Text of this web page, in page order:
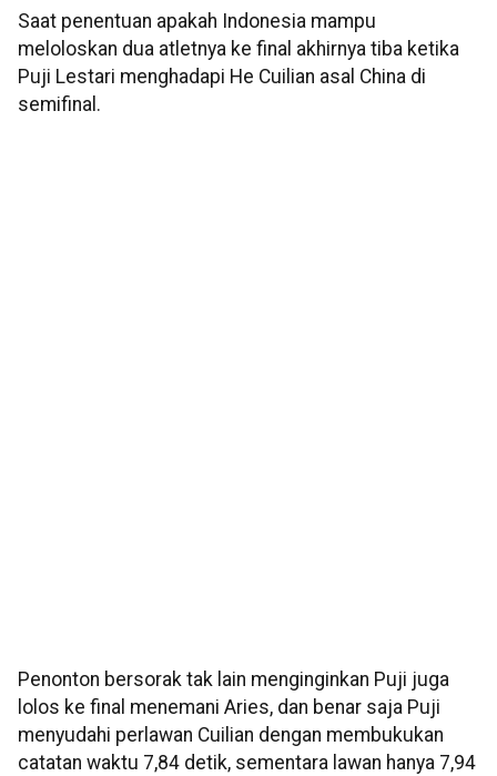
Saat penentuan apakah Indonesia mampu
meloloskan dua atletnya ke final akhirnya tiba ketika
Puji Lestari menghadapi He Cuilian asal China di
semifinal.
Penonton bersorak tak lain menginginkan Puji juga
lolos ke final menemani Aries, dan benar saja Puji
menyudahi perlawan Cuilian dengan membukukan
catatan waktu 7,84 detik, sementara lawan hanya 7,94